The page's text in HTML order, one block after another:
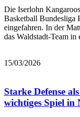
Die Iserlohn
Basketball Bundesliga
eingefahren. In der
das Waldstadt-Team
15/03/2026
Starke Defense
wichtiges Spiel in